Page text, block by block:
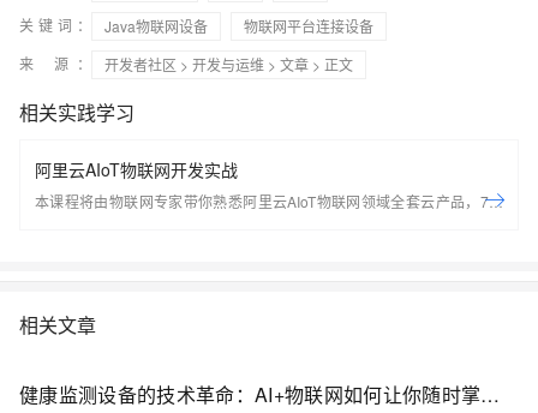
关键词：
Java物联网设备
物联网平台连接设备
来 源：
开发者社区 > 开发与运维 > 文章 > 正文
相关实践学习
阿里云AIoT物联网开发实战
本课程将由物联网专家带你熟悉阿里云AIoT物联网领域全套云产品，7天
相关文章
健康监测设备的技术革命：AI+物联网如何让你随时掌握健康数据？